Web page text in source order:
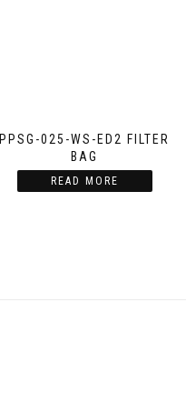
PPSG-025-WS-ED2 FILTER
BAG
READ MORE